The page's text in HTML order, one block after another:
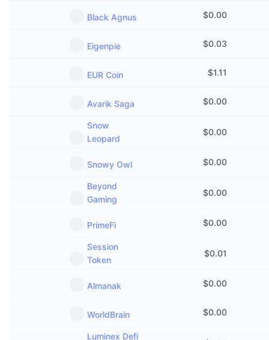
Black Agnus $0.00
Eigenpie $0.03
EUR Coin $1.11
Avarik Saga $0.00
Snow
Leopard
$0.00
Snowy Owl $0.00
Beyond
Gaming
$0.00
PrimeFi $0.00
Session
Token
$0.01
Almanak $0.00
WorldBrain $0.00
Luminex Defi